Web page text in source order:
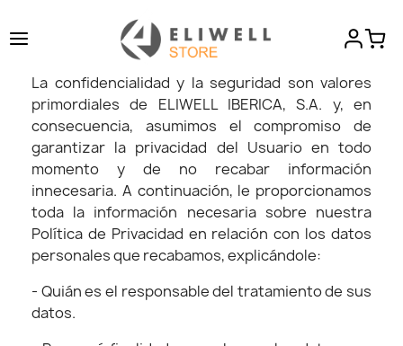
POLÍTICA DE PRIVACIDAD
La confidencialidad y la seguridad son valores
primordiales de ELIWELL IBERICA, S.A. y, en
consecuencia, asumimos el compromiso de
garantizar la privacidad del Usuario en todo
momento y de no recabar información
innecesaria. A continuación, le proporcionamos
toda la información necesaria sobre nuestra
Política de Privacidad en relación con los datos
personales que recabamos, explicándole:
- Quián es el responsable del tratamiento de sus
datos.